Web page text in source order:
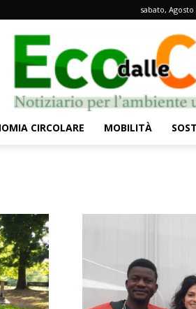
sabato, Agosto
CIRCOLARE MOBILITÀ